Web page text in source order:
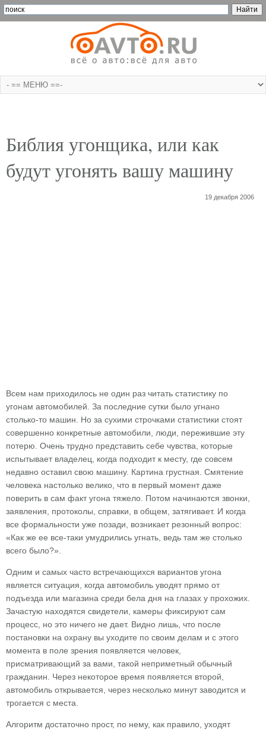
Библия угонщика, или как
будут угонять вашу машину
19 декабря 2006
Всем нам приходилось не один раз читать статистику по
угонам автомобилей. За последние сутки было угнано
столько-то машин. Но за сухими строчками статистики стоят
совершенно конкретные автомобили, люди, пережившие эту
потерю. Очень трудно представить себе чувства, которые
испытывает владелец, когда подходит к месту, где совсем
недавно оставил свою машину. Картина грустная. Смятение
человека настолько велико, что в первый момент даже
поверить в сам факт угона тяжело. Потом начинаются звонки,
заявления, протоколы, справки, в общем, затягивает. И когда
все формальности уже позади, возникает резонный вопрос:
«Как же ее все-таки умудрились угнать, ведь там же столько
всего было?».
Одним и самых часто встречающихся вариантов угона
является ситуация, когда автомобиль уводят прямо от
подъезда или магазина среди бела дня на глазах у прохожих.
Зачастую находятся свидетели, камеры фиксируют сам
процесс, но это ничего не дает. Видно лишь, что после
постановки на охрану вы уходите по своим делам и с этого
момента в поле зрения появляется человек,
присматривающий за вами, такой неприметный обычный
гражданин. Через некоторое время появляется второй,
автомобиль открывается, через несколько минут заводится и
трогается с места.
Алгоритм достаточно прост, по нему, как правило, уходят